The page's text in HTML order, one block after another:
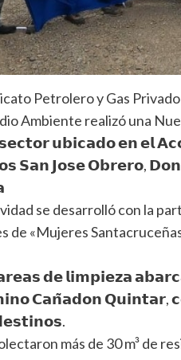
Petrolero y Gas
Ambiente realizó una
𝘂𝗯𝗶𝗰𝗮𝗱𝗼 𝗲𝗻 𝗲𝗹
𝗦𝗮𝗻 𝗝𝗼𝘀𝗲 𝗢𝗯𝗿𝗲𝗿𝗼,
se desarrolló con la
de «Mujeres
𝗱𝗲 𝗹𝗶𝗺𝗽𝗶𝗲𝘇𝗮
𝗖𝗮𝗻̃𝗮𝗱𝗼𝗻 𝗤𝘂𝗶𝗻𝘁𝗮𝗿,
más de 30 m³ de